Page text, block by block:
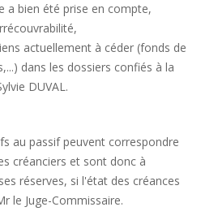
a bien été prise en compte,
actuellement à céder (fonds de
dans les dossiers confiés à la
DUVAL.
au passif peuvent correspondre
créanciers et sont donc à
réserves, si l'état des créances
le Juge-Commissaire.